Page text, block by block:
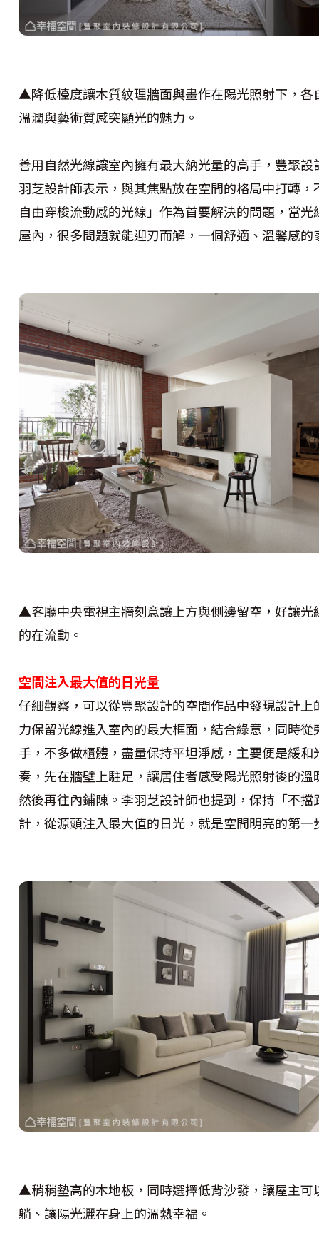
▲降低檯度讓木質紋理牆面與畫作在陽光照射下，各
溫潤與藝術質感突顯光的魅力。
善用自然光線讓室內擁有最大納光量的高手，豐聚設
羽芝設計師表示，與其焦點放在空間的格局中打轉，
自由穿梭流動感的光線」作為首要解決的問題，當
屋內，很多問題就能迎刃而解，一個舒適、溫馨感的
▲客廳中央電視主牆刻意讓上方與側邊留空，好讓光
的在流動。
空間注入最大值的日光量
仔細觀察，可以從豐聚設計的空間作品中發現設計
力保留光線進入室內的最大框面，結合綠意，同時從
手，不多做櫃體，盡量保持平坦淨感，主要便是緩和
奏，先在牆壁上駐足，讓居住者感受陽光照射後的溫
然後再往內鋪陳。李羽芝設計師也提到，保持「不擋
計，從源頭注入最大值的日光，就是空間明亮的第一
▲稍稍墊高的木地板，同時選擇低背沙發，讓屋主可
躺、讓陽光灑在身上的溫熱幸福。